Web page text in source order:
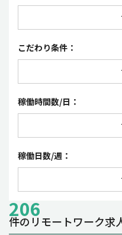
コー
派遣社
リモート
こだわり条件：
フレックス
稼働時間数/日：
1
稼働日数/週：
206
件のリモートワーク求